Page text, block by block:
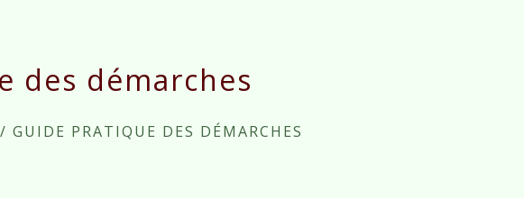
des démarches
/ GUIDE PRATIQUE DES DÉMARCHES